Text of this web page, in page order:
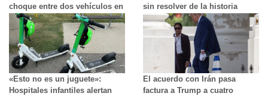
choque entre dos vehículos en
Brampton
sin resolver de la historia
británica": el conde que
desapareció tras asesinar a la
niñera de sus hijos
«Esto no es un juguete»:
Hospitales infantiles alertan
El acuerdo con Irán pasa
factura a Trump a cuatro